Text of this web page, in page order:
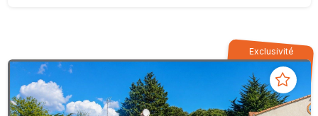
Exclusivité